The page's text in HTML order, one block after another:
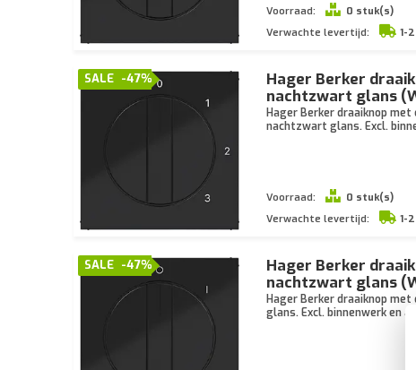
Voorraad:
0 stuk(s)
Verwachte levertijd:
1-
-47%
SALE
Hager Berker
nachtzwart glans
Hager Berker draaiknop met
nachtzwart glans. Excl.
Voorraad:
0 stuk(s)
Verwachte levertijd:
1-
-47%
SALE
Hager Berker
nachtzwart glans
Hager Berker draaiknop
glans. Excl. binnenwerk en